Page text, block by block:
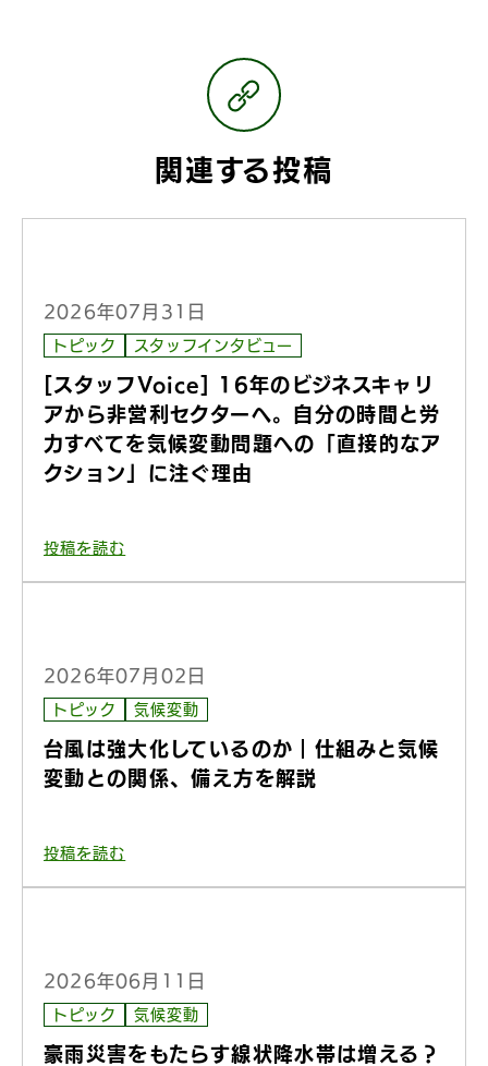
関連する投稿
2026年07月31日
トピック スタッフインタビュー
[スタッフVoice] 16年のビジネスキャリ
アから非営利セクターへ。自分の時間と労
力すべてを気候変動問題への「直接的なア
クション」に注ぐ理由
投稿を読む
2026年07月02日
トピック 気候変動
台風は強大化しているのか｜仕組みと気候
変動との関係、備え方を解説
投稿を読む
2026年06月11日
トピック 気候変動
豪雨災害をもたらす線状降水帯は増える？